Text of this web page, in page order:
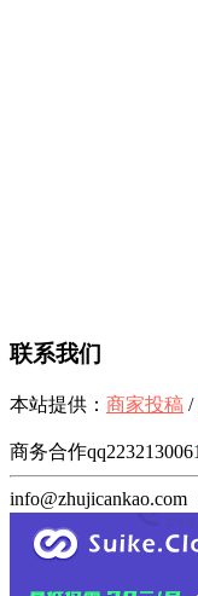
联系我们
本站提供： 商家投稿 /
商务合作qq2232130061
info@zhujicankao.com